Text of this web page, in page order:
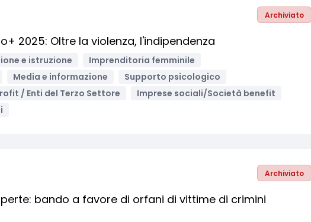
Archiviato
2025: Oltre la violenza, l'indipendenza
e istruzione
Imprenditoria femminile
Media e informazione
Supporto psicologico
/ Enti del Terzo Settore
Imprese sociali/Società benefit
Archiviato
bando a favore di orfani di vittime di crimini